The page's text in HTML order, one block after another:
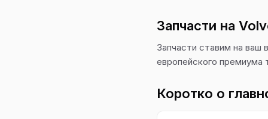
Запчасти на
Запчасти ставим на ваш
европейского премиума
Коротко о